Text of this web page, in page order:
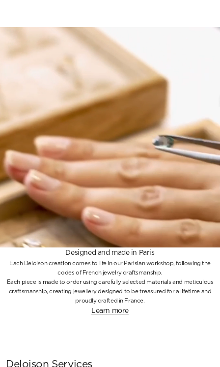
Designed and made in Paris
Each Deloison creation comes to life in our Parisian workshop, following the
codes of French jewelry craftsmanship.
Each piece is made to order using carefully selected materials and meticulous
craftsmanship, creating jewellery designed to be treasured for a lifetime and
proudly crafted in France.
Learn more
Deloison Services